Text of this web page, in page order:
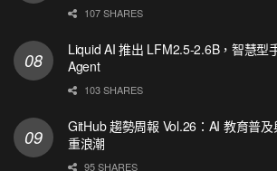
107 SHARES
Liquid AI 推出 LFM2.5-2.6B，智慧型
Agent
103 SHARES
GitHub 趨勢周報 Vol.26：AI 教育普
重浪潮
95 SHARES